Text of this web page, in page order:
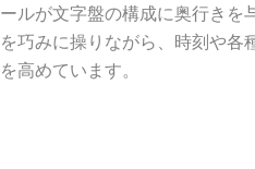
ールが文字盤の構成に奥行きを
を巧みに操りながら、時刻や各
を高めています。